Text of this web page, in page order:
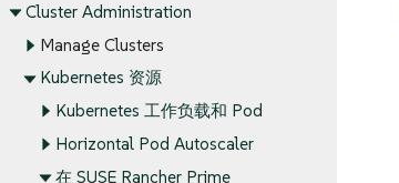
Cluster Administration
Manage Clusters
Kubernetes 资源
Kubernetes 工作负载和 Pod
Horizontal Pod Autoscaler
在 SUSE Rancher Prime